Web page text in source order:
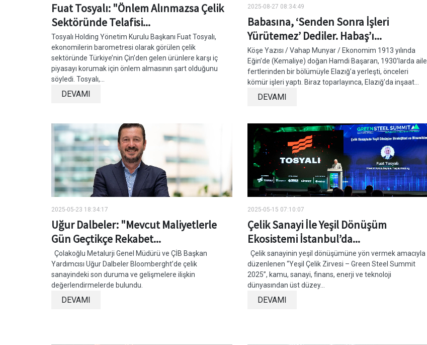
Fuat Tosyalı: "Önlem Alınmazsa Çelik
Sektöründe Telafisi...
Tosyalı Holding Yönetim Kurulu Başkanı Fuat Tosyalı,
ekonomilerin barometresi olarak görülen çelik
sektöründe Türkiye’nin Çin’den gelen ürünlere karşı iç
piyasayı korumak için önlem almasının şart olduğunu
söyledi. Tosyalı,...
DEVAMI
2025-08-27 08:34:49
Babasına, ‘Senden Sonra İşleri
Yürütemez’ Dediler. Habaş’ı...
Köşe Yazısı / Vahap Munyar / Ekonomim 1913 yılında
Eğin’de (Kemaliye) doğan Hamdi Başaran, 1930’larda aile
fertlerinden bir bölümüyle Elazığ’a yerleşti, önceleri
kömür işleri yaptı. Biraz toparlayınca, Elazığ’da inşaat...
DEVAMI
2025-05-23 18:34:17
Uğur Dalbeler: "Mevcut Maliyetlerle
Gün Geçtikçe Rekabet...
Çolakoğlu Metalurji Genel Müdürü ve ÇİB Başkan
Yardımcısı Uğur Dalbeler Bloomberght’de çelik
sanayindeki son duruma ve gelişmelere ilişkin
değerlendirmelerde bulundu.
DEVAMI
2025-05-15 07:10:07
Çelik Sanayi İle Yeşil Dönüşüm
Ekosistemi İstanbul’da...
Çelik sanayinin yeşil dönüşümüne yön vermek amacıyla
düzenlenen “Yeşil Çelik Zirvesi – Green Steel Summit
2025”, kamu, sanayi, finans, enerji ve teknoloji
dünyasından üst düzey...
DEVAMI